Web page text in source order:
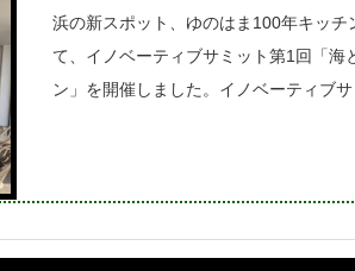
浜の新スポット、ゆのはま100年キッチ
て、イノベーティブサミット第1回「海
ン」を開催しました。イノベーティブサ